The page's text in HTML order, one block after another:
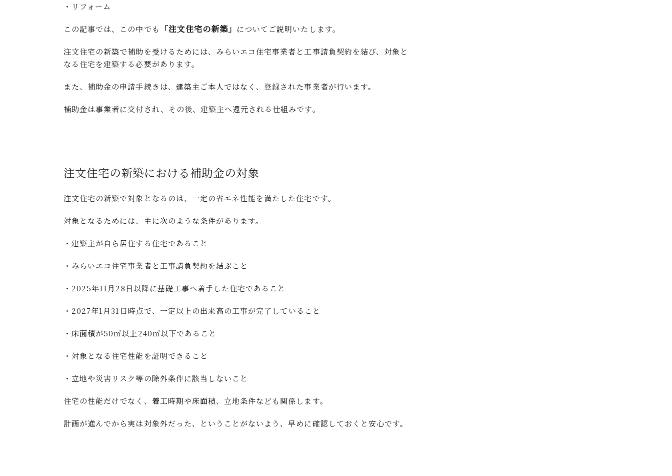
・リフォーム
この記事では、この中でも 「注文住宅の新築」 についてご説明いたします。
注文住宅の新築で補助を受けるためには、みらいエコ住宅事業者と工事請負契約を結び、対象と
なる住宅を建築する必要があります。
また、補助金の申請手続きは、建築主ご本人ではなく、登録された事業者が行います。
補助金は事業者に交付され、その後、建築主へ還元される仕組みです。
注文住宅の新築における補助金の対象
注文住宅の新築で対象となるのは、一定の省エネ性能を満たした住宅です。
対象となるためには、主に次のような条件があります。
・建築主が自ら居住する住宅であること
・みらいエコ住宅事業者と工事請負契約を結ぶこと
・2025年11月28日以降に基礎工事へ着手した住宅であること
・2027年1月31日時点で、一定以上の出来高の工事が完了していること
・床面積が50㎡以上240㎡以下であること
・対象となる住宅性能を証明できること
・立地や災害リスク等の除外条件に該当しないこと
住宅の性能だけでなく、着工時期や床面積、立地条件なども関係します。
計画が進んでから実は対象外だった、ということがないよう、早めに確認しておくと安心です。